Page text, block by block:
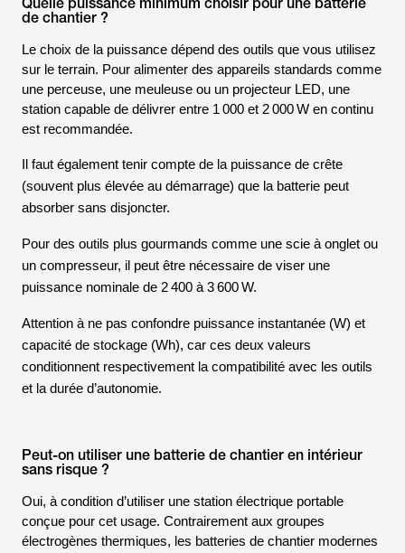
de chantier ?
Le choix de la puissance dépend des outils que vous utilisez
sur le terrain. Pour alimenter des appareils standards comme
une perceuse, une meuleuse ou un projecteur LED, une
station capable de délivrer entre 1 000 et 2 000 W en continu
est recommandée.
Il faut également tenir compte de la puissance de crête
(souvent plus élevée au démarrage) que la batterie peut
absorber sans disjoncter.
Pour des outils plus gourmands comme une scie à onglet ou
un compresseur, il peut être nécessaire de viser une
puissance nominale de 2 400 à 3 600 W.
Attention à ne pas confondre puissance instantanée (W) et
capacité de stockage (Wh), car ces deux valeurs
conditionnent respectivement la compatibilité avec les outils
et la durée d’autonomie.
Peut-on utiliser une batterie de chantier en intérieur
sans risque ?
Oui, à condition d’utiliser une station électrique portable
conçue pour cet usage. Contrairement aux groupes
électrogènes thermiques, les batteries de chantier modernes